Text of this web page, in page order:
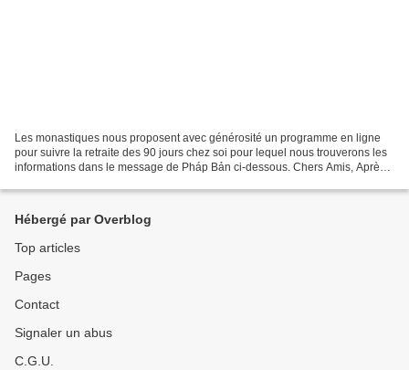
Les monastiques nous proposent avec générosité un programme en ligne
pour suivre la retraite des 90 jours chez soi pour lequel nous trouverons les
informations dans le message de Pháp Bản ci-dessous. Chers Amis, Après
Hébergé par Overblog
Top articles
Pages
Contact
Signaler un abus
C.G.U.